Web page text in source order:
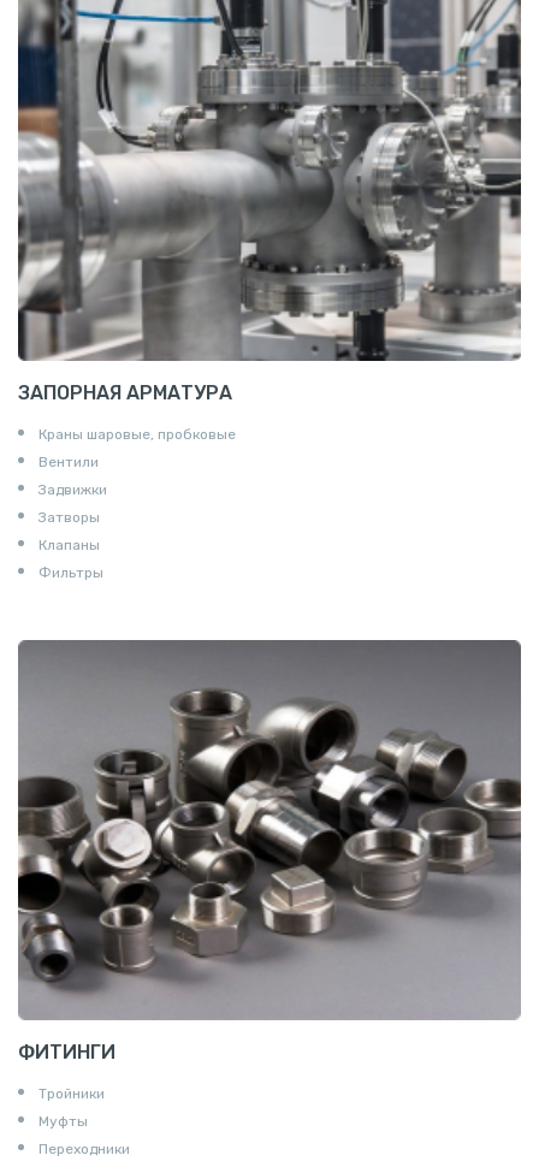
Алюминиевая плита
Z профиль алюминиевый
Т профиль алюминиевый
Пруток квадратный алюминиевый
Полоса алюминиевая
Пруток шестигранный алюминиевый
ЗАПОРНАЯ АРМАТУРА
Краны шаровые, пробковые
Вентили
Задвижки
Затворы
Клапаны
Фильтры
ФИТИНГИ
Тройники
Муфты
Переходники